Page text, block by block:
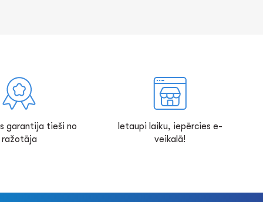
garantija tieši no
ražotāja
Ietaupi laiku, iepērcies e-
veikalā!